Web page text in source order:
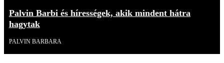
Palvin Barbi és hírességek, akik mindent hátra
hagytak
PALVIN BARBARA